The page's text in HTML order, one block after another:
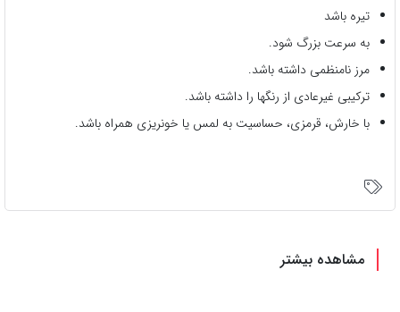
تیره باشد
به سرعت بزرگ شود.
مرز نامنظمی داشته باشد.
ترکیبی غیرعادی از رنگها را داشته باشد.
با خارش، قرمزی، حساسیت به لمس یا خونریزی همراه باشد.
مشاهده بیشتر